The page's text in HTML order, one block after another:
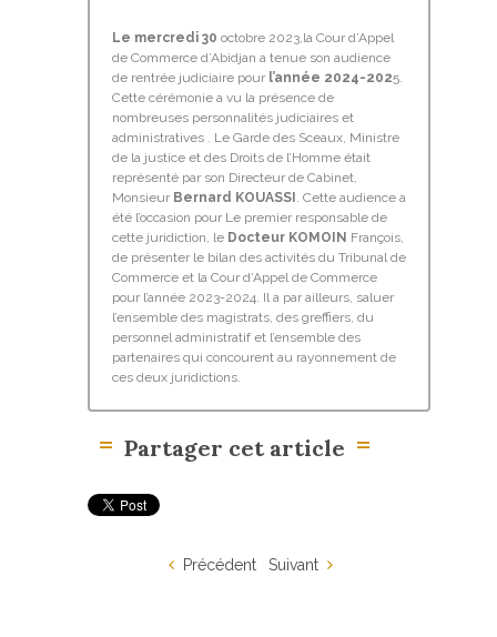
Le mercredi 30 octobre 2023,la Cour d’Appel
de Commerce d’Abidjan a tenue son audience
de rentrée judiciaire pour l’année 2024-2025.
Cette cérémonie a vu la présence de
nombreuses personnalités judiciaires et
administratives . Le Garde des Sceaux, Ministre
de la justice et des Droits de l’Homme était
représenté par son Directeur de Cabinet,
Monsieur Bernard KOUASSI. Cette audience a
été l’occasion pour Le premier responsable de
cette juridiction, le Docteur KOMOIN François,
de présenter le bilan des activités du Tribunal de
Commerce et la Cour d’Appel de Commerce
pour l’année 2023-2024. Il a par ailleurs, saluer
l’ensemble des magistrats, des greffiers, du
personnel administratif et l’ensemble des
partenaires qui concourent au rayonnement de
ces deux juridictions.
Partager cet article
Précédent Suivant